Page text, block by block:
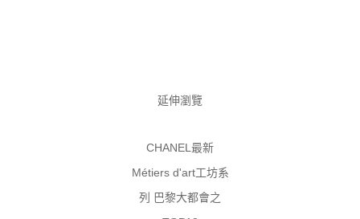
延伸瀏覽
CHANEL最新
Métiers d'art工坊系
列 巴黎大都會之